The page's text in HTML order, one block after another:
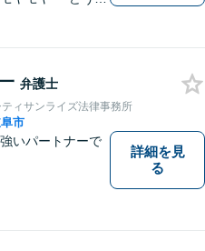
ていきます。
リング】【地域
事務所】
弁護士
ィサンライズ法律事務所
市
いパートナーで
詳細を見
る